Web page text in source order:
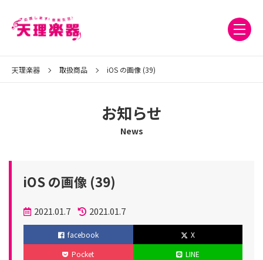
天理楽器 取扱商品 iOS の画像 (39)
お知らせ
News
iOS の画像 (39)
投
稿
日
2021.01.7
更
新
2021.01.7
facebook
X
Pocket
LINE